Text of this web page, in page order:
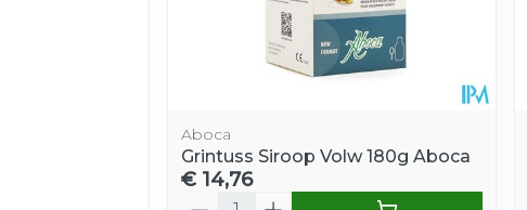
Aboca
Grintuss Siroop Volw 180g Aboca
€ 14,76
Aantal